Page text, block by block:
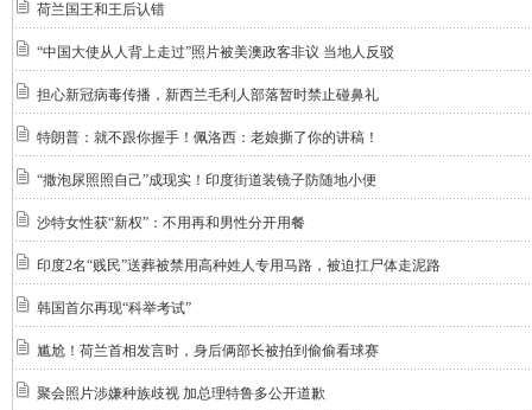
荷兰国王和王后认错
“中国大使从人背上走过”照片被美澳政客非议 当地人反驳
担心新冠病毒传播，新西兰毛利人部落暂时禁止碰鼻礼
特朗普：就不跟你握手！佩洛西：老娘撕了你的讲稿！
“撒泡尿照照自己”成现实！印度街道装镜子防随地小便
沙特女性获“新权”：不用再和男性分开用餐
印度2名“贱民”送葬被禁用高种姓人专用马路，被迫扛尸体走泥路
韩国首尔再现“科举考试”
尴尬！荷兰首相发言时，身后俩部长被拍到偷偷看球赛
聚会照片涉嫌种族歧视 加总理特鲁多公开道歉